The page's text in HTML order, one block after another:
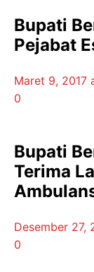
Bupati
Pejabat
Maret 9, 2017
0
Bupati
Terima
Desember 27,
0